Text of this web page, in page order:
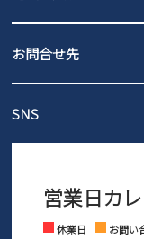
3,980円（税込）以上
発送日・送料詳細につ
ご利用ください。
発送日・送料詳細につ
ご利用ください。
の片道無料サービスを
ントとしても安心して
さい。
お問合せ先
営業時間：11時～17時
※土日祝はお問い合わ
SNS
Facebook
営業日カ
休業日
お問い